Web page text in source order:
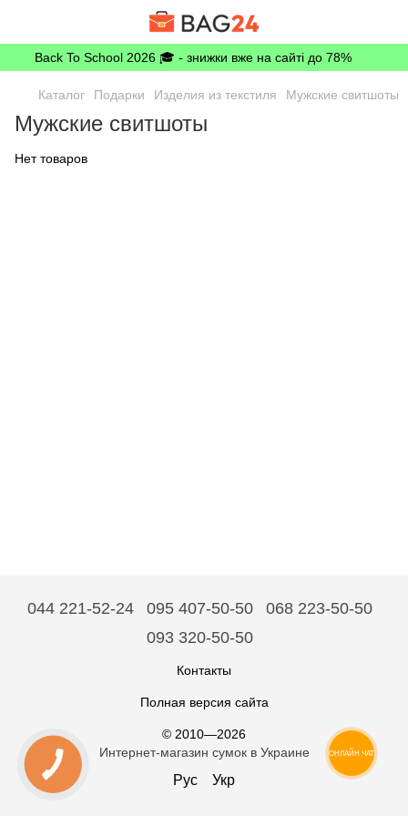
Back To School 2026 🎓 - знижки вже на сайті до 78%
Каталог Подарки Изделия из текстиля Мужские свитшоты
Мужские свитшоты
Нет товаров
044 221-52-24 095 407-50-50
068 223-50-50
093 320-50-50
Контакты
Полная версия сайта
© 2010—2026
Интернет-магазин сумок в Украине
Рус Укр
ОНЛАЙН ЧАТ